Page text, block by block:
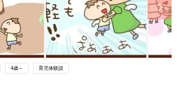
4歳～ 育児体験談